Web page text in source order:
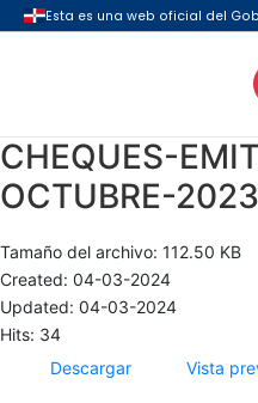
CHEQUES-
OCTUBRE-2023
Tamaño del archivo: 112.50 KB
Created: 04-03-2024
Updated: 04-03-2024
Hits: 34
Descargar
Vista